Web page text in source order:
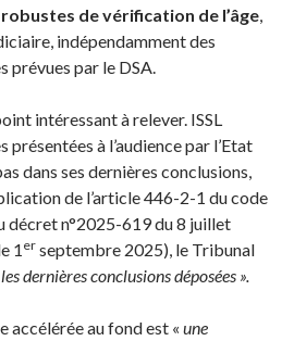
de vérification de l’âge,
indépendamment des
prévues par le DSA.
intéressant à relever. ISSL
à l’audience par l’Etat
dans ses dernières conclusions,
de l’article 446-2-1 du code
décret n°2025-619 du 8 juillet
1 er septembre 2025), le Tribunal
dernières conclusions déposées ».
accélérée au fond est « une